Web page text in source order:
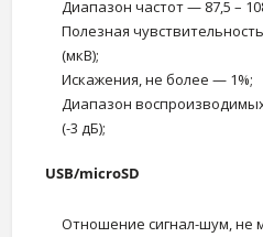
Диапазон частот — 87,5 –
Полезная
(мкВ);
Искажения, не более — 1%;
Диапазон
(-3 дБ);
USB/microSD
Отношение сигнал-шум, не